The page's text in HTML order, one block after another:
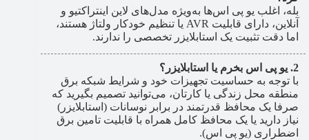
بله، اغلب یو پی اس‌ها به‌ویژه مدل‌های لاین اینتراکتیو و
آنلاین، دارای قابلیت AVR یا تنظیم خودکار ولتاژ هستند،
اما دقت تثبیت یک استابلایزر تخصصی را ندارند.
یو پی اس بخرم یا استابلایزر؟
با توجه به حساسیت تجهیزات خود و شرایط شبکه برق
منطقه محل زندگی یا کارتان، می‌توانید تصمیم بگیرید که
صرفا یک محافظ قدرتمند در برابر نوسانات (استابلایزر)
نیاز دارید یا یک محافظ کامل همراه با قابلیت تامین برق
اضطراری (یو پی اس).